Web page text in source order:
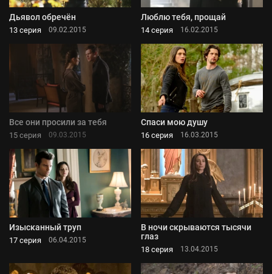
Дьявол обречён
13 серия 09.02.2015
Люблю тебя, прощай
14 серия 16.02.2015
Все они просили за тебя
15 серия 09.03.2015
Спаси мою душу
16 серия 16.03.2015
Изысканный труп
17 серия 06.04.2015
В ночи скрываются тысячи
глаз
18 серия 13.04.2015